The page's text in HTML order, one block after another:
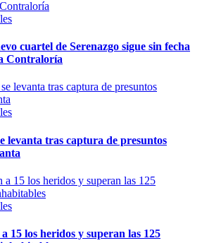
cuartel de Serenazgo sigue sin fecha
Contraloría
levanta tras captura de presuntos
15 los heridos y superan las 125